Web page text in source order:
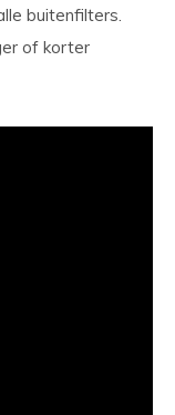
buitenfilters.
of korter